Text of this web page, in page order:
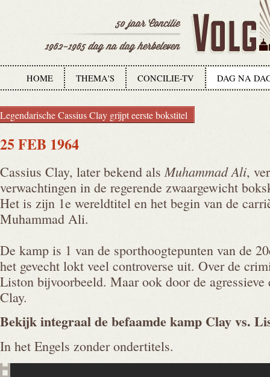
HOME THEMA'S CONCILIE-TV DAG NA
Legendarische Cassius Clay grijpt eerste bokstitel
25 FEB 1964
Cassius Clay, later bekend als Muhammad Ali,
verwachtingen in de regerende zwaargewicht
Het is zijn 1e wereldtitel en het begin van de
Muhammad Ali.
De kamp is 1 van de sporthoogtepunten van de
het gevecht lokt veel controverse uit. Over de
Liston bijvoorbeeld. Maar ook door de agressieve
Clay.
Bekijk integraal de befaamde kamp Clay vs.
In het Engels zonder ondertitels.